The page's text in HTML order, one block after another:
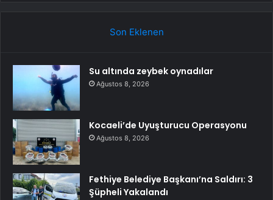
Son Eklenen
Su altında zeybek oynadılar
Ağustos 8, 2026
Kocaeli’de Uyuşturucu Operasyonu
Ağustos 8, 2026
Fethiye Belediye Başkanı’na Saldırı: 3
Şüpheli Yakalandı